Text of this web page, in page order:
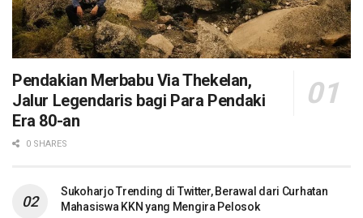
Pendakian Merbabu Via Thekelan,
Jalur Legendaris bagi Para Pendaki
Era 80-an
0 SHARES
Sukoharjo Trending di Twitter, Berawal dari Curhatan
Mahasiswa KKN yang Mengira Pelosok